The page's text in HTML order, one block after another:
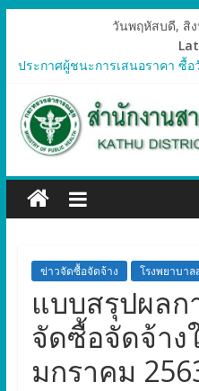
วันพฤหัสบดี, สิ
ประกาศผู้ชนะการเสนอราคา ซื้
ประกาศผู้ชนะการเสนอราคา จั
โครงการป้องกันควบคุมโรคติดต่
อำเภอกะทู้ ปี 2569
เจาะจง
ประกาศผู้ชนะการเสนอรา ซื้อวั
เจาะจง
เจาะจงข่าวจัดซื้อจัดจ้าง โรงพยาบา
แบบสรุปผลก
จัดซื้อจัดจ้าง
มกราคม